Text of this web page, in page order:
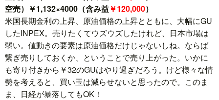
空売）￥1,132×4000（含み益￥120,000）
米国長期金利の上昇、原油価格の上昇とともに、大幅にGU
したINPEX。売りたくてウズウズしたけれど、日本市場は
弱い。値動きの要素は原油価格だけじゃないしね。ならば
繋ぎ売りしておくか、ということで売り上がった。いかに
も寄り付きから￥32のGUはやり過ぎだろう。けど様々な情
勢を考えると、買い玉は減らせないと思ったので。このま
ま、日経が暴落してもOK！